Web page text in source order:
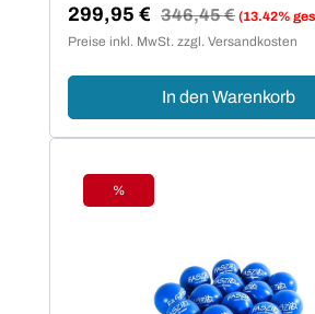
Verkaufspreis:
299,95 € Regulärer Preis:
346,45 € (13.42%
Preise inkl. MwSt. zzgl. Versandkosten
In den Warenkorb
Rabatt
%